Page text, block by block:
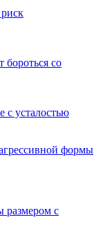
бороться со
с усталостью
формы
размером с